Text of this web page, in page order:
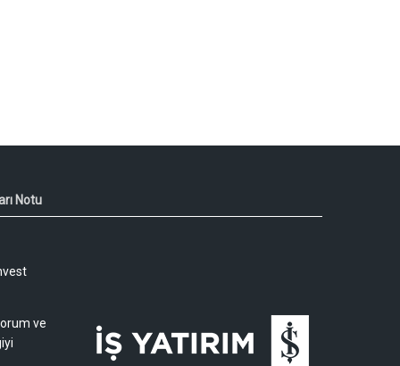
Notu
ve